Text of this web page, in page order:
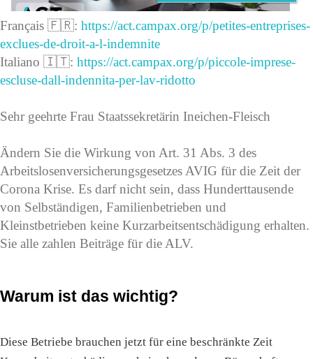
Français 🇫🇷: https://act.campax.org/p/petites-entreprises-
exclues-de-droit-a-l-indemnite
Italiano 🇮🇹: https://act.campax.org/p/piccole-imprese-
escluse-dall-indennita-per-lav-ridotto
Sehr geehrte Frau Staatssekretärin Ineichen-Fleisch
Ändern Sie die Wirkung von Art. 31 Abs. 3 des
Arbeitslosenversicherungsgesetzes AVIG für die Zeit der
Corona Krise. Es darf nicht sein, dass Hunderttausende
von Selbständigen, Familienbetrieben und
Kleinstbetrieben keine Kurzarbeitsentschädigung erhalten.
Sie alle zahlen Beiträge für die ALV.
Warum ist das wichtig?
Diese Betriebe brauchen jetzt für eine beschränkte Zeit